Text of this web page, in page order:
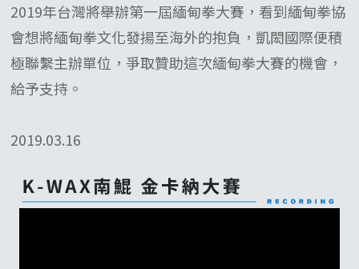
2019年台灣將舉辦第一屆緬甸拳大賽，看到緬甸拳協
會想將緬甸拳文化發揚至海外的抱負，凱閎國際便積
極聯繫主辦單位，爭取贊助這次緬甸拳大賽的機會，
給予支持。
2019.03.16